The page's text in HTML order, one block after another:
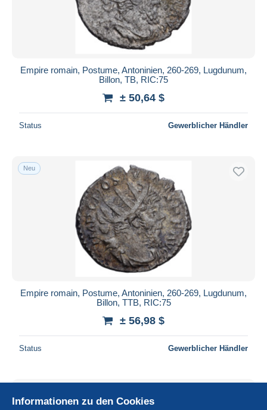
Empire romain, Postume, Antoninien, 260-269, Lugdunum,
Billon, TB, RIC:75
± 50,64 $
Status Gewerblicher Händler
Neu
Empire romain, Postume, Antoninien, 260-269, Lugdunum,
Billon, TTB, RIC:75
± 56,98 $
Status Gewerblicher Händler
Informationen zu den Cookies